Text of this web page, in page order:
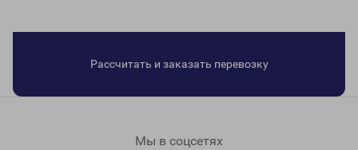
Рассчитать и заказать перевозку
Мы в соцсетях